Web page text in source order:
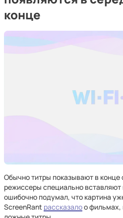
конце
Обычно титры показывают в
режиссеры специально
ошибочно подумал, что картина
ScreenRant рассказалоо фильмах,